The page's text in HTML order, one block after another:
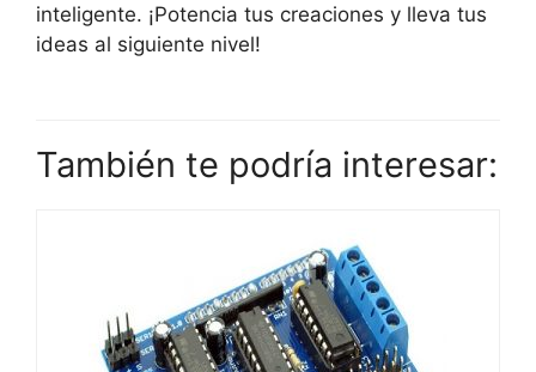
inteligente. ¡Potencia tus creaciones y lleva tus
ideas al siguiente nivel!
También te podría interesar: